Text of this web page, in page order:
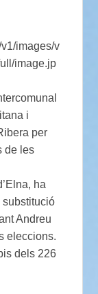
i
per
de les
ha
substitució
Andreu
eleccions.
dels 226